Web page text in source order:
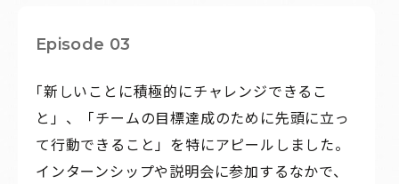
Episode 03
「新しいことに積極的にチャレンジできるこ
と」、「チームの目標達成のために先頭に立っ
て行動できること」を特にアピールしました。
インターンシップや説明会に参加するなかで、